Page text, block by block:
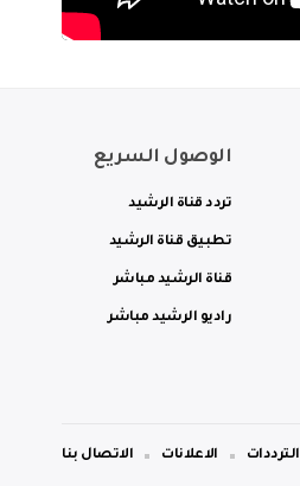
الوصول السريع
تردد قناة الرشيد
تطبيق قناة الرشيد
قناة الرشيد مباشر
راديو الرشيد مباشر
الترددات الاعلانات الاتصال بنا